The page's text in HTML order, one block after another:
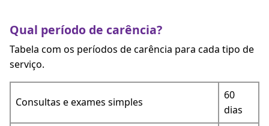
Qual período de carência?
Tabela com os períodos de carência para cada tipo de
serviço.
Consultas e exames simples
60
dias